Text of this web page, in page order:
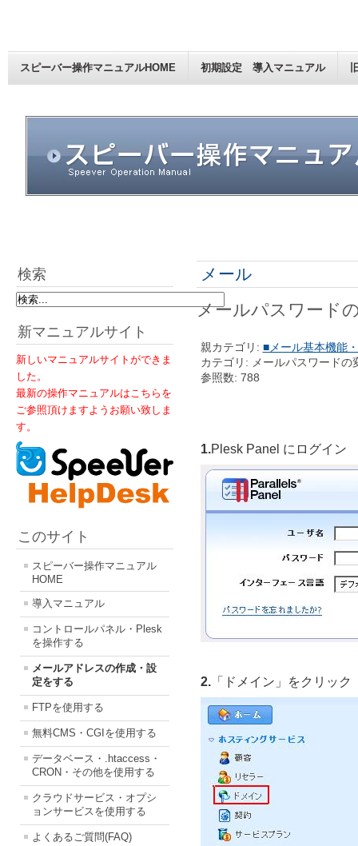
スピーバー操作マニュアルHOME 初期設定 導入マニュアル
検索
新マニュアルサイト
新しいマニュアルサイトができま
した。
最新の操作マニュアルはこちらを
ご参照頂けますようお願い致しま
す。
このサイト
スピーバー操作マニュアル
HOME
導入マニュアル
コントロールパネル・Plesk
を操作する
メールアドレスの作成・設
定をする
FTPを使用する
無料CMS・CGIを使用する
データベース・.htaccess・
CRON・その他を使用する
クラウドサービス・オプシ
ョンサービスを使用する
よくあるご質問(FAQ)
メール
メールパスワード
親カテゴリ: ■メール基本機能
カテゴリ: メールパスワードの
参照数: 788
1.Plesk Panel にログイン
2.「ドメイン」をクリック